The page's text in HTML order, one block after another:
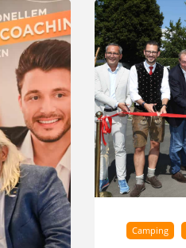
Camping